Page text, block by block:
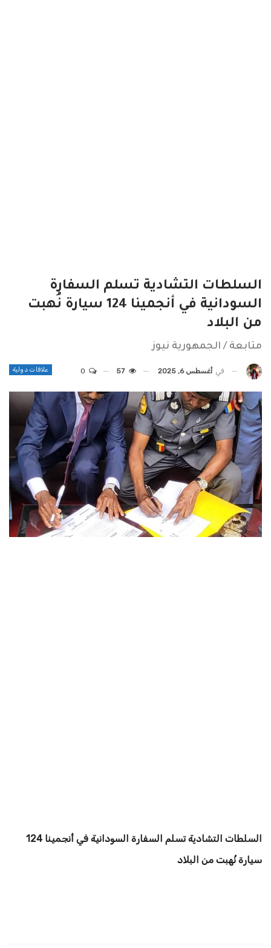
السلطات التشادية تسلم السفارة
السودانية في أنجمينا 124 سيارة نُهبت
من البلاد
متابعة / الجمهورية نيوز
علاقات دولية في أغسطس 6, 2025 57
السلطات التشادية تسلم السفارة السودانية في أنجمينا 124
سيارة نُهبت من البلاد